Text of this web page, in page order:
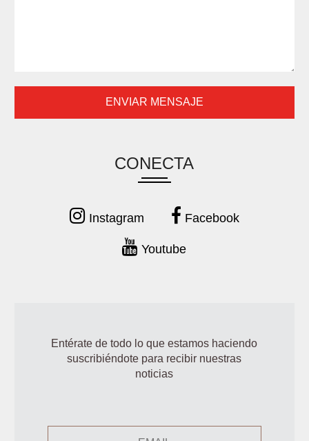
CONECTA
Instagram Facebook
Youtube
Entérate de todo lo que estamos haciendo
suscribiéndote para recibir nuestras
noticias